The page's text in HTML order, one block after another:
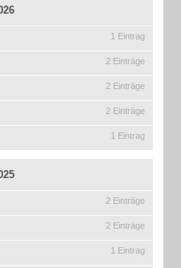
1 Eintrag
2 Einträge
2 Einträge
2 Einträge
1 Eintrag
2 Einträge
2 Einträge
1 Eintrag